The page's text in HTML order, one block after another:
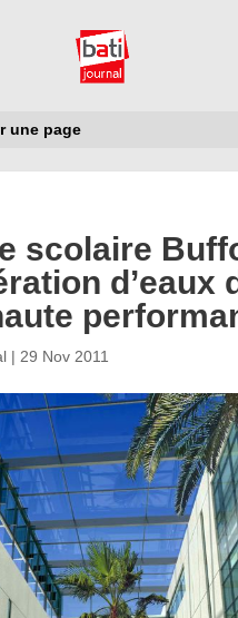
une page
scolaire
d’eaux
| 29 Nov 2011